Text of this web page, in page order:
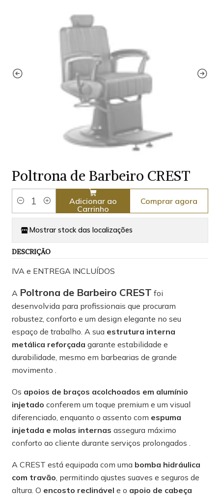
Poltrona de Barbeiro CREST
Quantidade
Adicionar ao
Carrinho
Comprar agora
Mostrar stock das localizações
DESCRIÇÃO
IVA e ENTREGA INCLUÍDOS
A Poltrona de Barbeiro CREST foi
desenvolvida para profissionais que procuram
robustez, conforto e um design elegante no seu
espaço de trabalho. A sua estrutura interna
metálica reforçada garante estabilidade e
durabilidade, mesmo em barbearias de grande
movimento .
Os apoios de braços acolchoados em alumínio
injetado conferem um toque premium e um visual
diferenciado, enquanto o assento com espuma
injetada e molas internas assegura máximo
conforto ao cliente durante serviços prolongados .
A CREST está equipada com uma bomba hidráulica
com travão , permitindo ajustes suaves e seguros de
altura. O encosto reclinável e o apoio de cabeça